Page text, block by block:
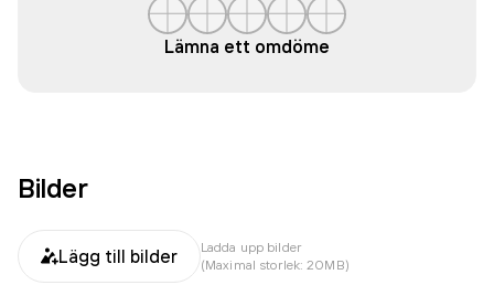
Lämna ett omdöme
Bilder
Lägg till bilder
Ladda upp bilder
(Maximal storlek: 20MB)